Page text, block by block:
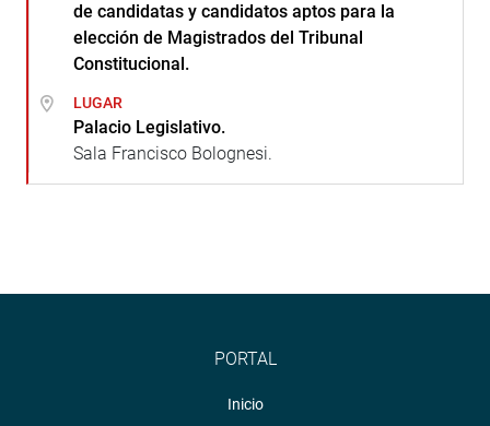
de candidatas y candidatos aptos para la
elección de Magistrados del Tribunal
Constitucional.
LUGAR
Palacio Legislativo.
Sala Francisco Bolognesi.
PORTAL
Inicio